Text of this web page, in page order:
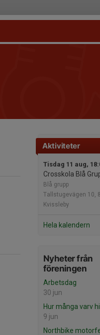
Aktiviteter
Tisdag 11 aug,
Crosskola Blå
Blå grupp
Tallstugevägen 10,
Kvissleby
Hela kalendern
Nyheter från
föreningen
Arbetsdag
30 jun
Hur många varv
9 jun
Northbike